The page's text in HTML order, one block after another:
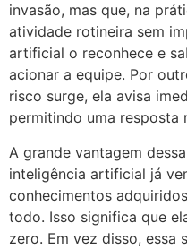
invasão, mas que, na
atividade rotineira sem
artificial o reconhece e
acionar a equipe. Por
risco surge, ela avisa
permitindo uma resposta
A grande vantagem
inteligência artificial já
conhecimentos
todo. Isso significa que
zero. Em vez disso, essa